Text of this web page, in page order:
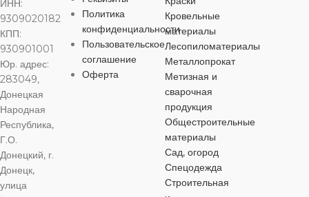
ЦВЕТ черный
МАТЕРИАЛ
ДЛИНА
ЦВЕТ черный
МАТЕРИАЛ
ЦВЕТ
МАТЕРИАЛ
Сталь
ДЛИНА
ИНН:
9309020182
КПП:
930901001
Юр. адрес:
283049,
Донецкая
Народная
Республика,
Г.О.
Донецкий, г.
Донецк,
улица
Политика
конфиденциальности
Пользовательское
соглашение
Оферта
Кровельные
материалы
Лесопиломатериалы
Металлопрокат
Метизная и
сварочная
продукция
Общестроительные
материалы
Сад, огород
Спецодежда
Строительная